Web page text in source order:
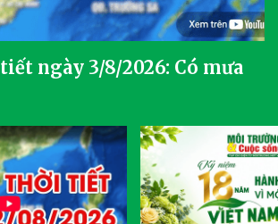
ngày 3/8/2026: Có mưa